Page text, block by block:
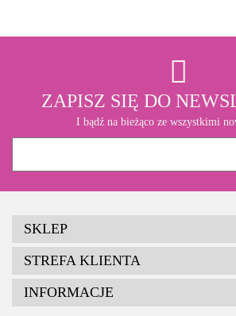
ZAPISZ SIĘ DO
I bądź na bieżąco ze wszystkimi
SKLEP
STREFA KLIENTA
INFORMACJE